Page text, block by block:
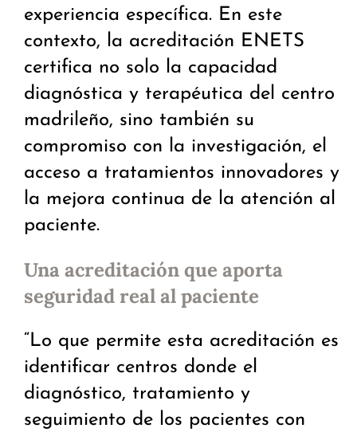
experiencia específica. En este
contexto, la acreditación ENETS
certifica no solo la capacidad
diagnóstica y terapéutica del centro
madrileño, sino también su
compromiso con la investigación, el
acceso a tratamientos innovadores y
la mejora continua de la atención al
paciente.
Una acreditación que aporta
seguridad real al paciente
“Lo que permite esta acreditación es
identificar centros donde el
diagnóstico, tratamiento y
seguimiento de los pacientes con